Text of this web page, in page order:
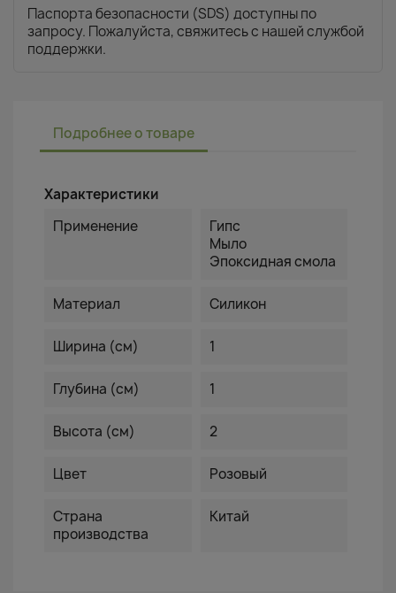
Паспорта безопасности (SDS) доступны по
запросу. Пожалуйста, свяжитесь с нашей службой
поддержки.
Подробнее о товаре
Характеристики
Применение
Гипс
Мыло
Эпоксидная смола
Материал Силикон
Ширина (см) 1
Глубина (см) 1
Высота (см) 2
Цвет Розовый
Страна
производства
Китай